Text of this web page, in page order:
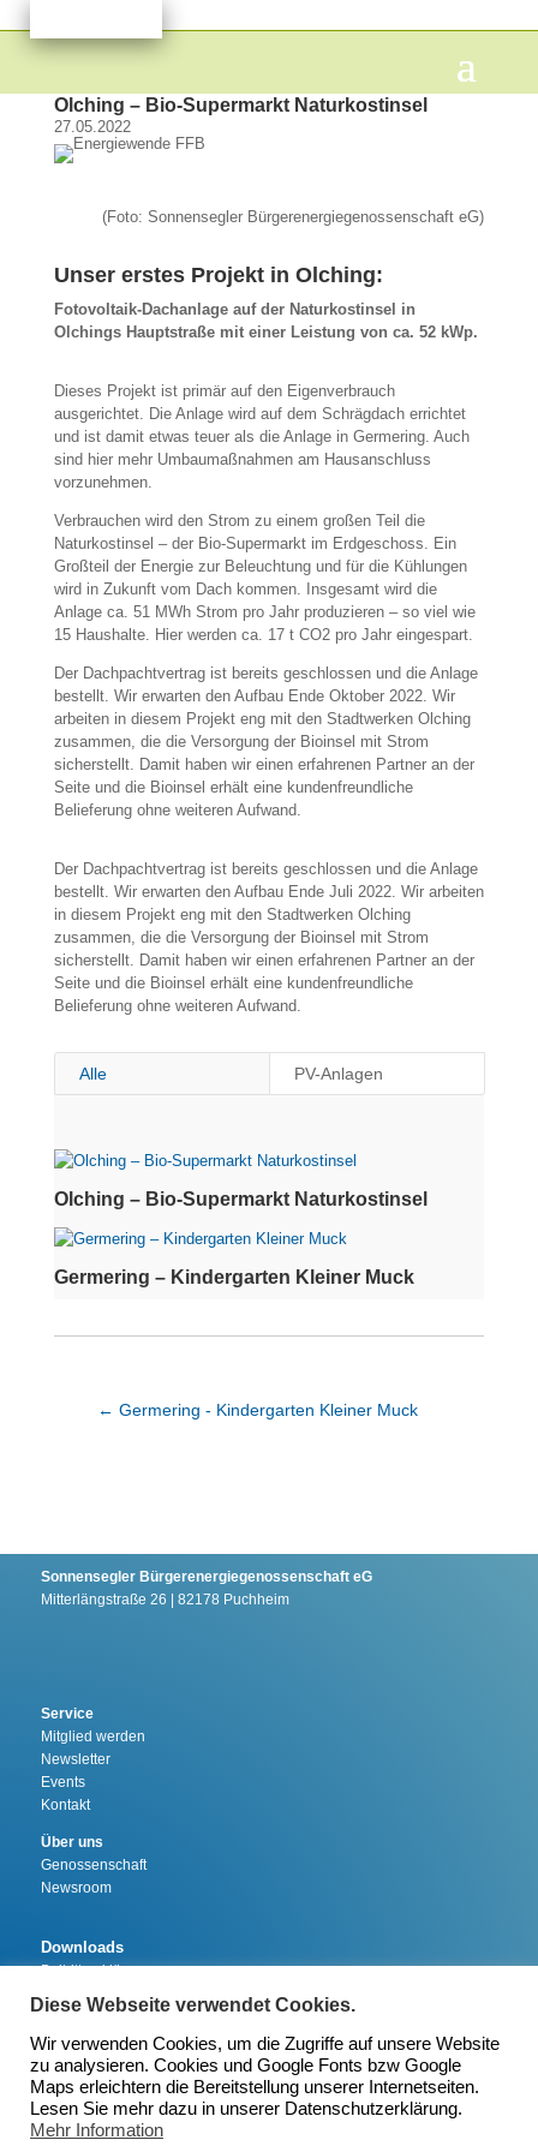
Olching – Bio-Supermarkt Naturkostinsel
27.05.2022
(Foto: Sonnensegler Bürgerenergiegenossenschaft eG)
Unser erstes Projekt in Olching:
Fotovoltaik-Dachanlage auf der Naturkostinsel in
Olchings Hauptstraße mit einer Leistung von ca. 52 kWp.
Dieses Projekt ist primär auf den Eigenverbrauch
ausgerichtet. Die Anlage wird auf dem Schrägdach errichtet
und ist damit etwas teuer als die Anlage in Germering. Auch
sind hier mehr Umbaumaßnahmen am Hausanschluss
vorzunehmen.
Verbrauchen wird den Strom zu einem großen Teil die
Naturkostinsel – der Bio-Supermarkt im Erdgeschoss. Ein
Großteil der Energie zur Beleuchtung und für die Kühlungen
wird in Zukunft vom Dach kommen. Insgesamt wird die
Anlage ca. 51 MWh Strom pro Jahr produzieren – so viel wie
15 Haushalte. Hier werden ca. 17 t CO2 pro Jahr eingespart.
Der Dachpachtvertrag ist bereits geschlossen und die Anlage
bestellt. Wir erwarten den Aufbau Ende Oktober 2022. Wir
arbeiten in diesem Projekt eng mit den Stadtwerken Olching
zusammen, die die Versorgung der Bioinsel mit Strom
sicherstellt. Damit haben wir einen erfahrenen Partner an der
Seite und die Bioinsel erhält eine kundenfreundliche
Belieferung ohne weiteren Aufwand.
Der Dachpachtvertrag ist bereits geschlossen und die Anlage
bestellt. Wir erwarten den Aufbau Ende Juli 2022. Wir arbeiten
in diesem Projekt eng mit den Stadtwerken Olching
zusammen, die die Versorgung der Bioinsel mit Strom
sicherstellt. Damit haben wir einen erfahrenen Partner an der
Seite und die Bioinsel erhält eine kundenfreundliche
Belieferung ohne weiteren Aufwand.
Alle PV-Anlagen
Olching – Bio-Supermarkt Naturkostinsel
Germering – Kindergarten Kleiner Muck
← Germering - Kindergarten Kleiner Muck
Sonnensegler Bürgerenergiegenossenschaft eG
Mitterlängstraße 26 | 82178 Puchheim
Service
Mitglied werden
Newsletter
Events
Kontakt
Über uns
Genossenschaft
Newsroom
Downloads
Beitrittserklärung
Schenkung
©️ 2026 Sonnensegler Bürgerenergiegenossenschaft eG
Diese Webseite verwendet Cookies.
Wir verwenden Cookies, um die Zugriffe auf unsere Website
zu analysieren. Cookies und Google Fonts bzw Google
Maps erleichtern die Bereitstellung unserer Internetseiten.
Lesen Sie mehr dazu in unserer Datenschutzerklärung.
Mehr Information